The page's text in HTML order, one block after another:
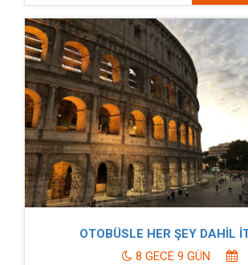
OTOBÜSLE HER ŞEY DAHİL
8 GECE 9 GÜN